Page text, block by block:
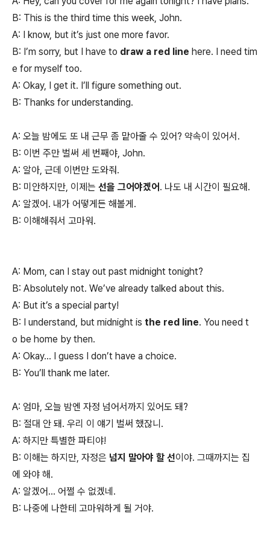
B: This is the third time this week, John.
A: I know, but it’s just one more favor.
B: I’m sorry, but I have to draw a red line here. I need tim
e for myself too.
A: Okay, I get it. I’ll figure something out.
B: Thanks for understanding.
A: 오늘 밤에도 또 내 근무 좀 맡아줄 수 있어? 약속이 있어서.
B: 이번 주만 벌써 세 번째야, John.
A: 알아, 근데 이번만 도와줘.
B: 미안하지만, 이제는 선을 그어야겠어. 나도 내 시간이 필요해.
A: 알겠어. 내가 어떻게든 해볼게.
B: 이해해줘서 고마워.
A: Mom, can I stay out past midnight tonight?
B: Absolutely not. We’ve already talked about this.
A: But it’s a special party!
B: I understand, but midnight is the red line. You need t
o be home by then.
A: Okay… I guess I don’t have a choice.
B: You’ll thank me later.
A: 엄마, 오늘 밤엔 자정 넘어서까지 있어도 돼?
B: 절대 안 돼. 우리 이 얘기 벌써 했잖니.
A: 하지만 특별한 파티야!
B: 이해는 하지만, 자정은 넘지 말아야 할 선이야. 그때까지는 집
에 와야 해.
A: 알겠어… 어쩔 수 없겠네.
B: 나중에 나한테 고마워하게 될 거야.